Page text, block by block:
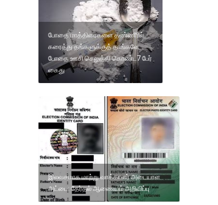
போதை மாத்திரைகளை தண்ணீரில்
கரைத்து தங்களுக்குத் தாங்களே
போதை ஊசி செலுத்தி கொண்ட7 பேர்
கைது
இலவசமாக மாற்று வாக்காளர் அடையாள
அட்டை: தேர்தல் ஆணையம் அறிவிப்பு